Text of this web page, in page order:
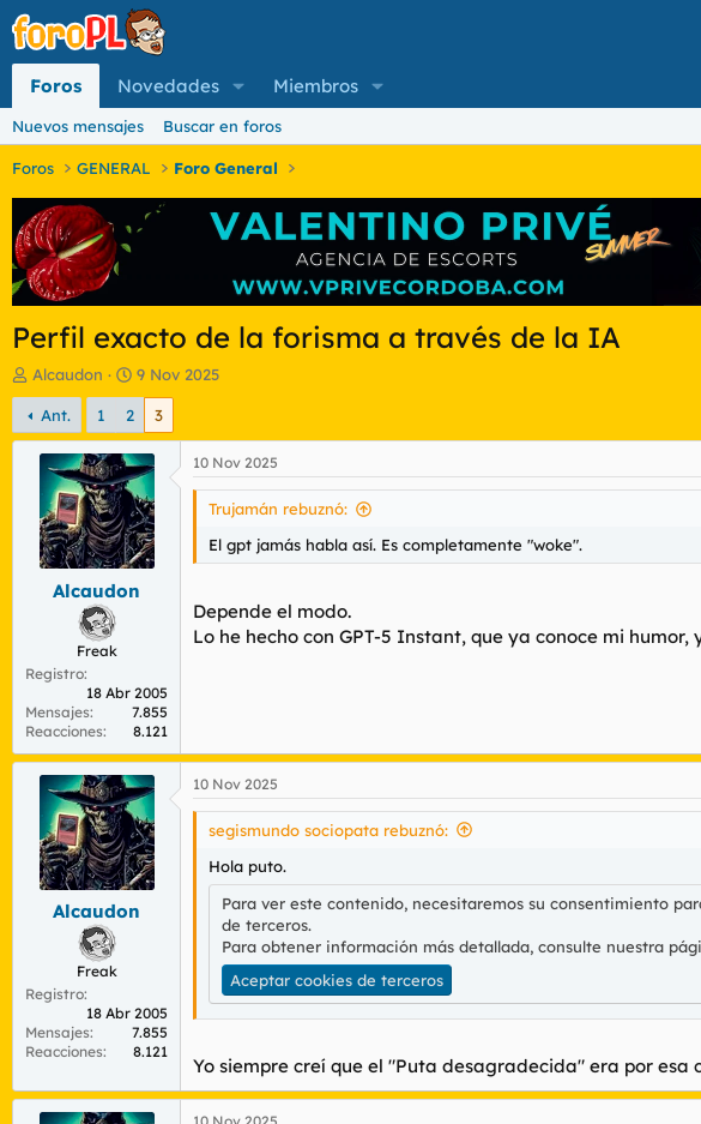
Foros Novedades Miembros
Nuevos mensajes Buscar en foros
Foros GENERAL Foro General
Perfil exacto de la forisma a través de la IA
I
n
i
c
o
d
m
Alcaudon
F
e
h
a
d
e
i
n
i
c
9 Nov 2025
Ant. 1 2 3
Alcaudon
Freak
Registro
18 Abr 2005
Mensajes
7.855
Reacciones
8.121
10 Nov 2025
Trujamán rebuznó:
El gpt jamás habla así. Es completamente "woke".
Depende el modo.
Lo he hecho con GPT-5 Instant, que ya conoce mi
Alcaudon
Freak
Registro
18 Abr 2005
Mensajes
7.855
Reacciones
8.121
10 Nov 2025
segismundo sociopata rebuznó:
Hola puto.
Para ver este contenido, necesitaremos su consentimiento
de terceros.
Para obtener información más detallada, consulte nuestra
Aceptar cookies de terceros
Yo siempre creí que el "Puta desagradecida" era por esa